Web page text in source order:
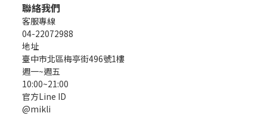
聯絡我們
客服專線
04-22072988
地址
臺中市北區梅亭街496號1樓
週一~週五
10:00~21:00
官方Line ID
@mikli